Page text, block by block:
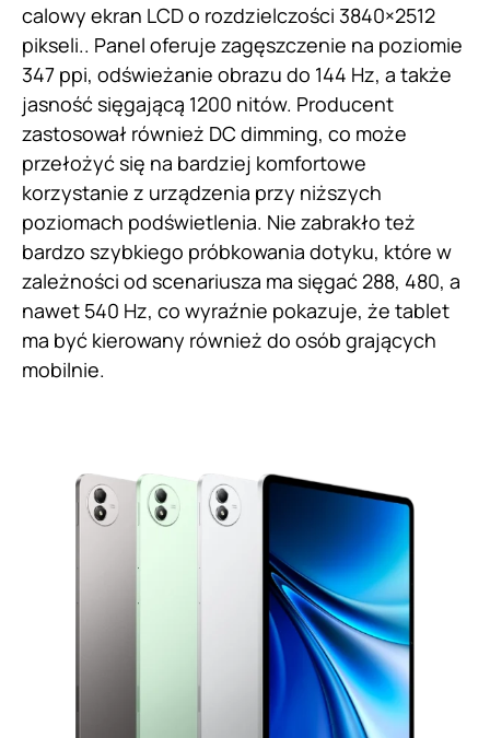
calowy ekran LCD o rozdzielczości 3840×2512
pikseli.. Panel oferuje zagęszczenie na poziomie
347 ppi, odświeżanie obrazu do 144 Hz, a także
jasność sięgającą 1200 nitów. Producent
zastosował również DC dimming, co może
przełożyć się na bardziej komfortowe
korzystanie z urządzenia przy niższych
poziomach podświetlenia. Nie zabrakło też
bardzo szybkiego próbkowania dotyku, które w
zależności od scenariusza ma sięgać 288, 480, a
nawet 540 Hz, co wyraźnie pokazuje, że tablet
ma być kierowany również do osób grających
mobilnie.